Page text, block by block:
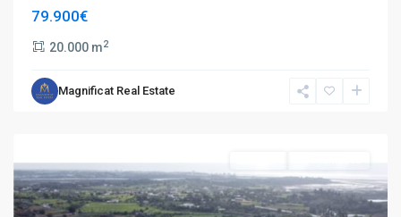
79.900€
20.000 m2
Magnificat Real Estate